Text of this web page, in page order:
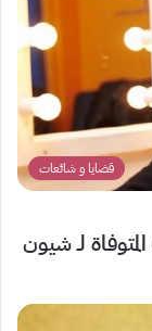
قضايا و شائعات
لـ شيون